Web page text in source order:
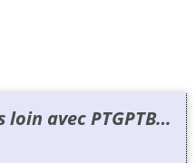
avec PTGPTB…